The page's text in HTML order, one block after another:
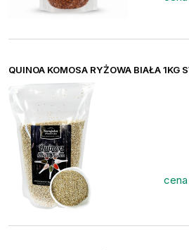
QUINOA KOMOSA RYŻOWA BIAŁA 1KG